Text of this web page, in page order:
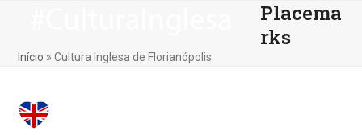
menu
menu
Placema
rks
Início »Cultura Inglesa de Florianópolis